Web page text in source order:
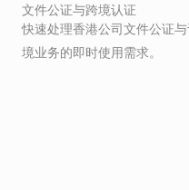
文件公证与跨境认证
快速处理香港公司文件公证
境业务的即时使用需求。